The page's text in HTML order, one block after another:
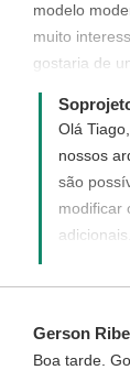
o registro
um
modelo
muito
gostaria de
10x20m.
Olá
nossos
são
modificar
funciona,
Gerson
Boa tarde.